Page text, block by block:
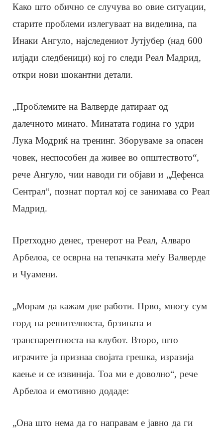
Како што обично се случува во овие ситуации,
старите проблеми излегуваат на виделина, па
Инаки Ангуло, најследениот Јутјубер (над 600
илјади следбеници) кој го следи Реал Мадрид,
откри нови шокантни детали.
„Проблемите на Валверде датираат од
далечното минато. Минатата година го удри
Лука Модриќ на тренинг. Зборуваме за опасен
човек, неспособен да живее во општеството“,
рече Ангуло, чии наводи ги објави и „Дефенса
Сентрал“, познат портал кој се занимава со Реал
Мадрид.
Претходно денес, тренерот на Реал, Алваро
Арбелоа, се осврна на тепачката меѓу Валверде
и Чуамени.
„Морам да кажам две работи. Прво, многу сум
горд на решителноста, брзината и
транспарентноста на клубот. Второ, што
играчите ја признаа својата грешка, изразија
каење и се извинија. Тоа ми е доволно“, рече
Арбелоа и емотивно додаде:
„Она што нема да го направам е јавно да ги